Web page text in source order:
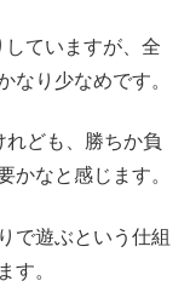
ていますが、全
り少なめです。
ども、勝ちか負
なと感じます。
で遊ぶという仕組
。